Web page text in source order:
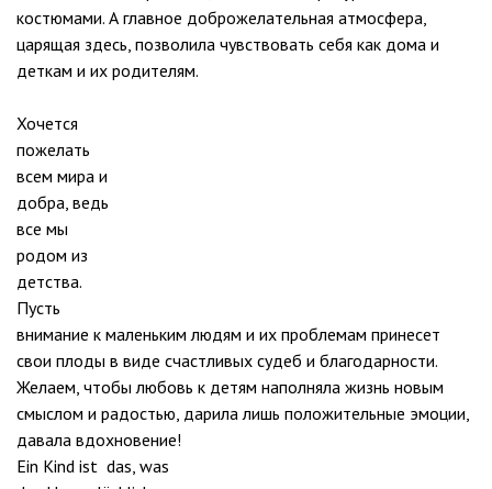
костюмами. А главное доброжелательная атмосфера,
царящая здесь, позволила чувствовать себя как дома и
деткам и их родителям.
Хочется
пожелать
всем мира и
добра, ведь
все мы
родом из
детства.
Пусть
внимание к маленьким людям и их проблемам принесет
свои плоды в виде счастливых судеб и благодарности.
Желаем, чтобы любовь к детям наполняла жизнь новым
смыслом и радостью, дарила лишь положительные эмоции,
давала вдохновение!
Ein Kind ist das, was